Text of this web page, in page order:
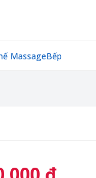
MassageBếp